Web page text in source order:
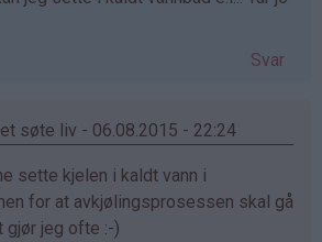
Svar
søte liv - 06.08.2015 - 22:24
sette kjelen i kaldt vann i
for at avkjølingsprosessen skal gå
gjør jeg ofte :-)